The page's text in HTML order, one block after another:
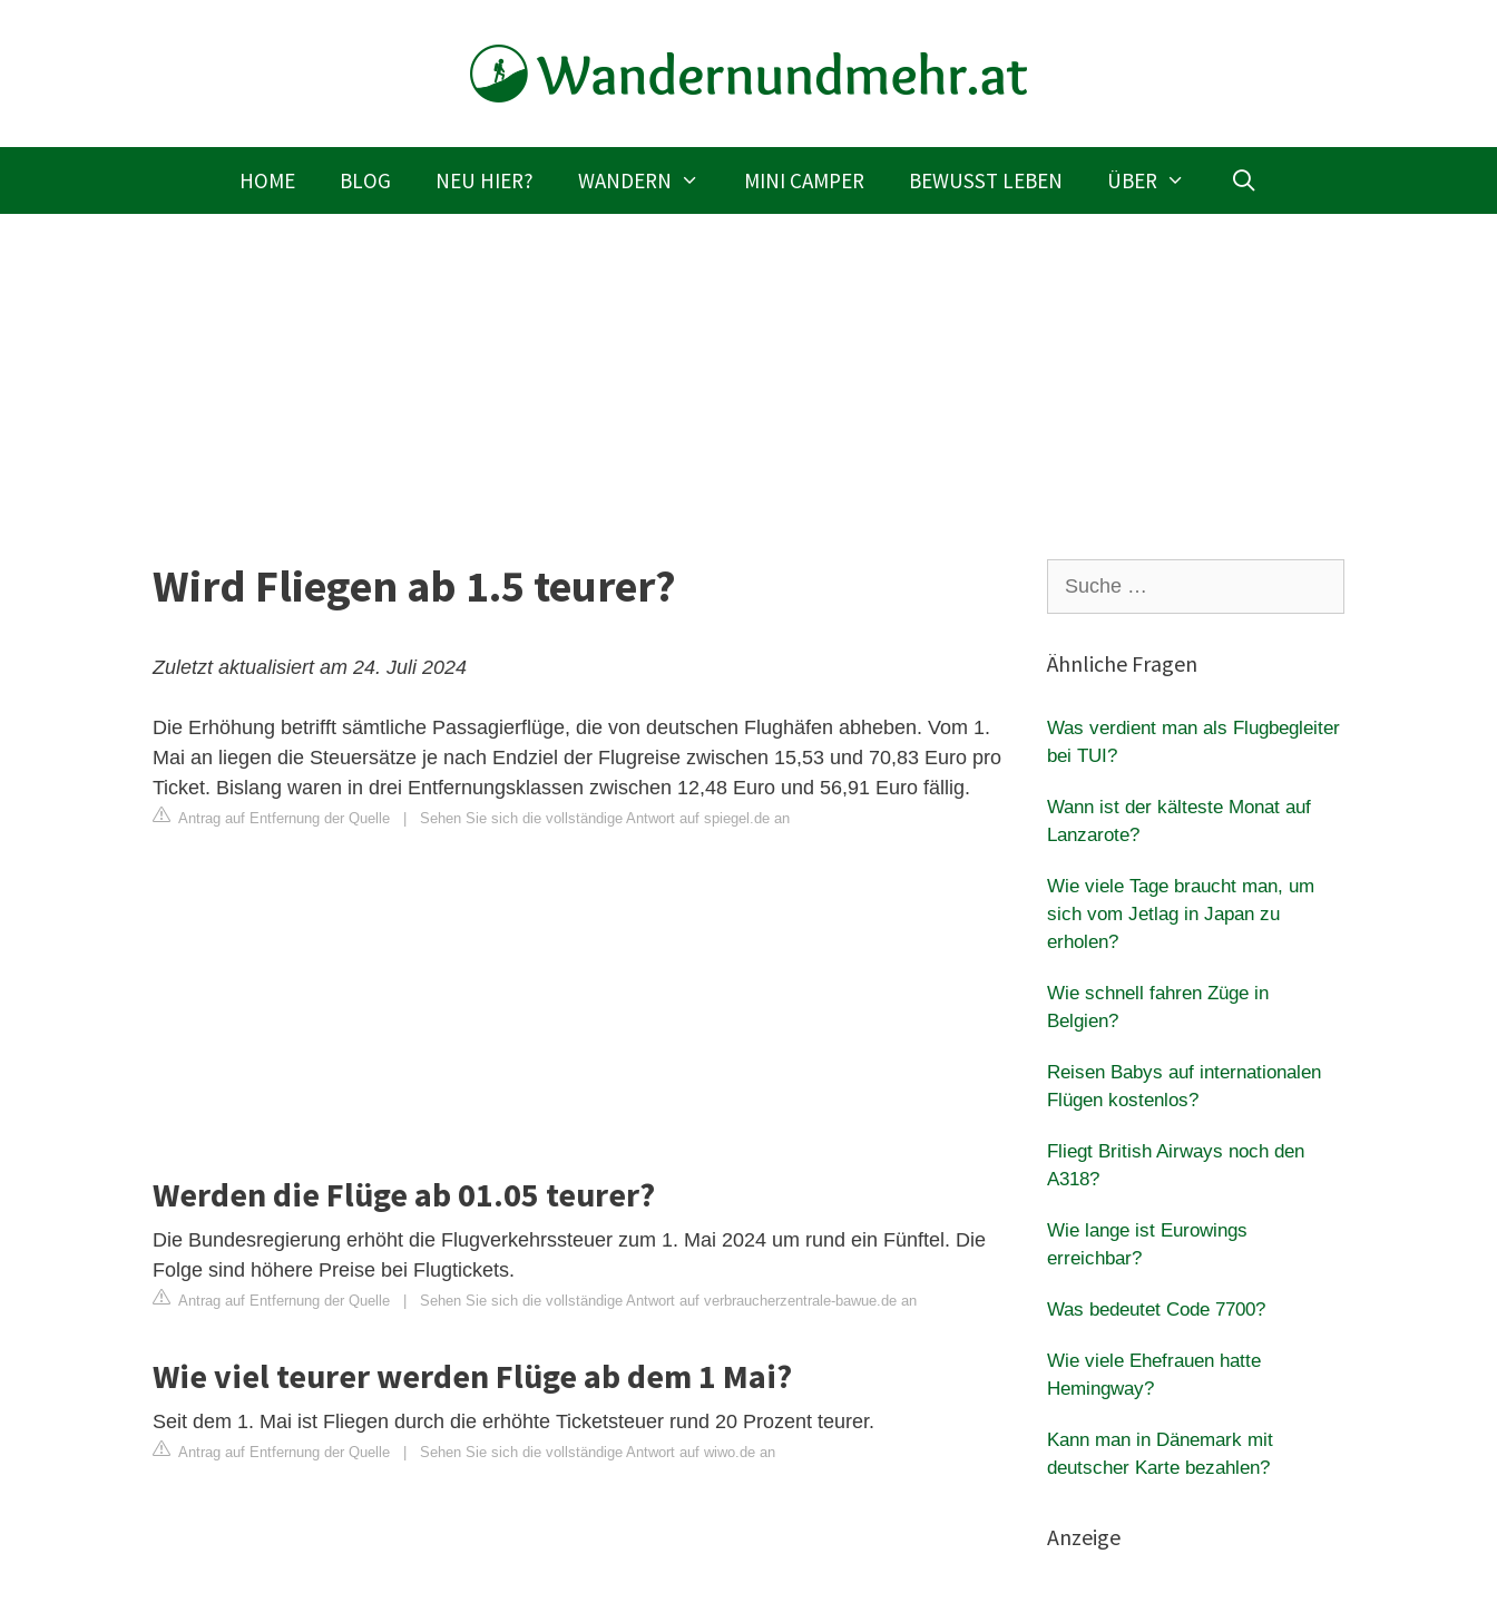
HOME BLOG NEU HIER? WANDERN MINI CAMPER BEWUSST LEBEN ÜBER
Wird Fliegen ab 1.5 teurer?
Zuletzt aktualisiert am 24. Juli 2024
Die Erhöhung betrifft sämtliche Passagierflüge, die von deutschen Flughäfen abheben. Vom 1.
Mai an liegen die Steuersätze je nach Endziel der Flugreise zwischen 15,53 und 70,83 Euro pro
Ticket. Bislang waren in drei Entfernungsklassen zwischen 12,48 Euro und 56,91 Euro fällig.
Antrag auf Entfernung der Quelle Sehen Sie sich die vollständige Antwort auf spiegel.de an
Werden die Flüge ab 01.05 teurer?
Die Bundesregierung erhöht die Flugverkehrssteuer zum 1. Mai 2024 um rund ein Fünftel. Die
Folge sind höhere Preise bei Flugtickets.
Antrag auf Entfernung der Quelle Sehen Sie sich die vollständige Antwort auf verbraucherzentrale-bawue.de an
Wie viel teurer werden Flüge ab dem 1 Mai?
Seit dem 1. Mai ist Fliegen durch die erhöhte Ticketsteuer rund 20 Prozent teurer.
Antrag auf Entfernung der Quelle Sehen Sie sich die vollständige Antwort auf wiwo.de an
nach:
Ähnliche Fragen
Was verdient man als Flugbegleiter
bei TUI?
Wann ist der kälteste Monat auf
Lanzarote?
Wie viele Tage braucht man, um
sich vom Jetlag in Japan zu
erholen?
Wie schnell fahren Züge in
Belgien?
Reisen Babys auf internationalen
Flügen kostenlos?
Fliegt British Airways noch den
A318?
Wie lange ist Eurowings
erreichbar?
Was bedeutet Code 7700?
Wie viele Ehefrauen hatte
Hemingway?
Kann man in Dänemark mit
deutscher Karte bezahlen?
Anzeige